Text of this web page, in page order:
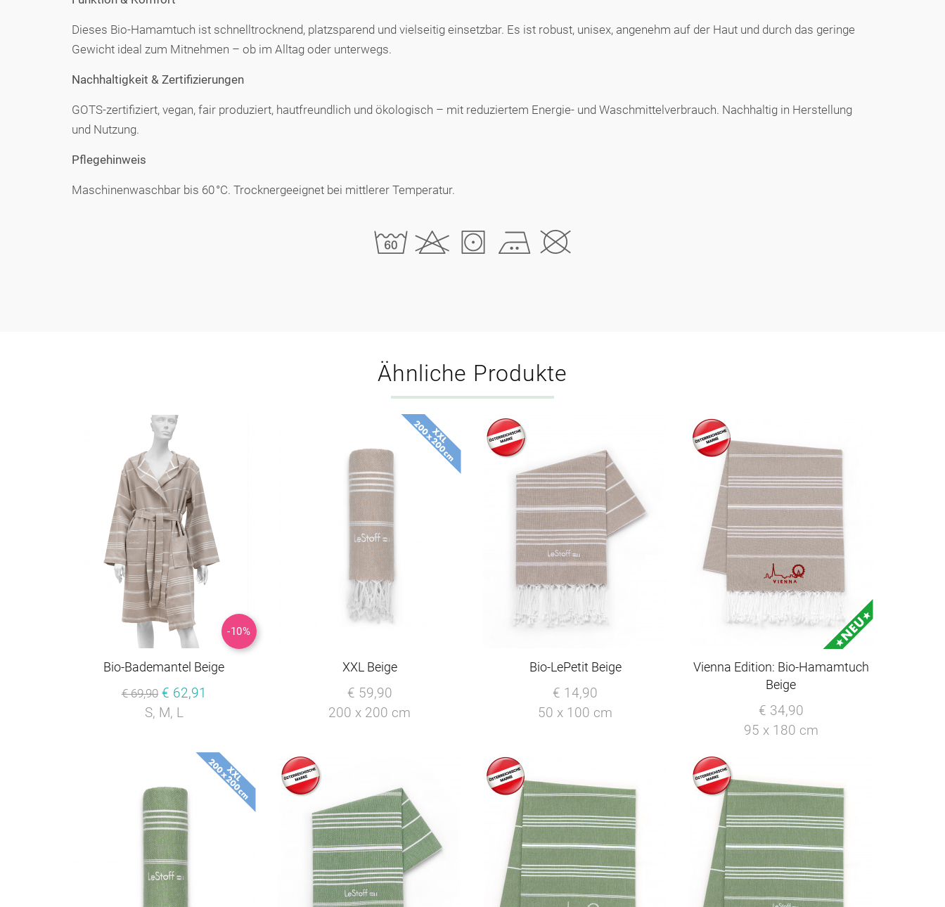
Dieses Bio-Hamamtuch ist schnelltrocknend, platzsparend und vielseitig einsetzbar. Es ist robust, unisex, angenehm auf der Haut und durch das geringe
Gewicht ideal zum Mitnehmen – ob im Alltag oder unterwegs.
Nachhaltigkeit & Zertifizierungen
GOTS-zertifiziert, vegan, fair produziert, hautfreundlich und ökologisch – mit reduziertem Energie- und Waschmittelverbrauch. Nachhaltig in Herstellung
und Nutzung.
Pflegehinweis
Maschinenwaschbar bis 60 °C. Trocknergeeignet bei mittlerer Temperatur.
Ähnliche Produkte
-10%
Bio-Bademantel Beige
€ 69,90 € 62,91
S, M, L
XXL Beige
€ 59,90
200 x 200 cm
Bio-LePetit Beige
€ 14,90
50 x 100 cm
Vienna Edition: Bio-Hamamtuch
Beige
€ 34,90
95 x 180 cm